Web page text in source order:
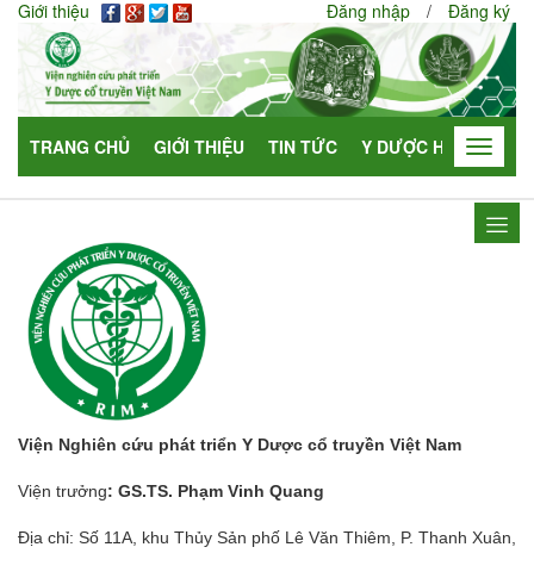
Giới thiệu Đăng nhập / Đăng ký
TRANG CHỦ GIỚI THIỆU TIN TỨC Y DƯỢC HỌC Toggle
Viện Nghiên cứu phát triển Y Dược cổ truyền Việt Nam
Viện trưởng: GS.TS. Phạm Vinh Quang
Địa chỉ: Số 11A, khu Thủy Sản phố Lê Văn Thiêm, P. Thanh Xuân,